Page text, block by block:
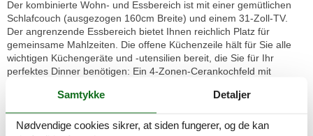
Der kombinierte Wohn- und Essbereich ist mit einer gemütlichen
Schlafcouch (ausgezogen 160cm Breite) und einem 31-Zoll-TV.
Der angrenzende Essbereich bietet Ihnen reichlich Platz für
gemeinsame Mahlzeiten. Die offene Küchenzeile hält für Sie alle
wichtigen Küchengeräte und -utensilien bereit, die Sie für Ihr
perfektes Dinner benötigen: Ein 4-Zonen-Cerankochfeld mit
Kühlschrank mit Gefrierfach befinden sich in der Küche. Eine
Kaffeemaschine, ein Wasserkocher und ein Toaster sowie
genügend Koch- und Essgeschirr vervollständigen die
Samtykke Detaljer
Nødvendige cookies sikrer, at siden fungerer, og de kan